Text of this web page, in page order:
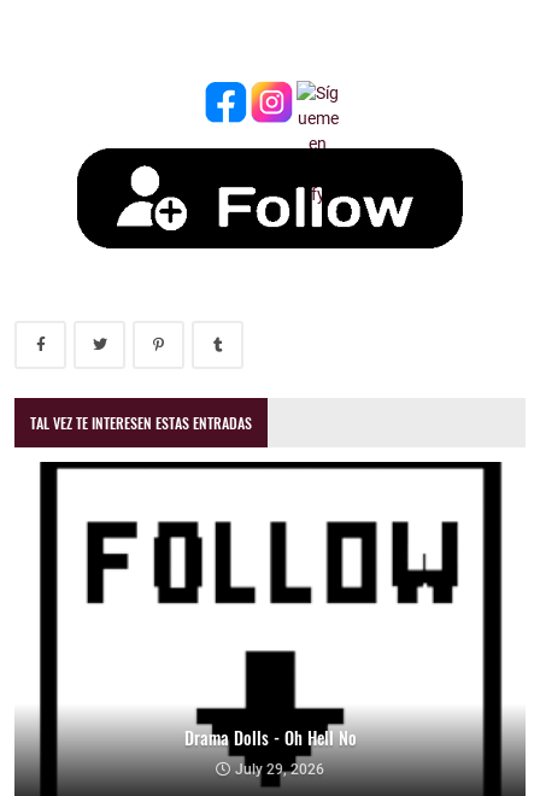
TAL VEZ TE INTERESEN ESTAS ENTRADAS
Drama Dolls - Oh Hell No
July 29, 2026